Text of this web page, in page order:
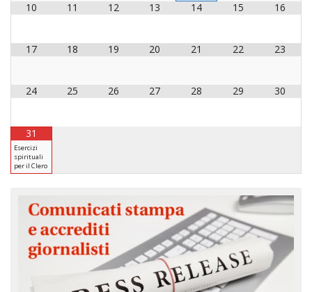
10 11 12 13 14 15 16
17 18 19 20 21 22 23
24 25 26 27 28 29 30
31
Esercizi
spirituali
per il Clero